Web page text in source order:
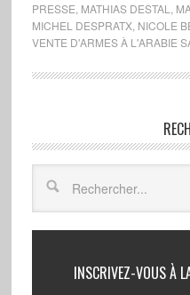
PRESSE MATHIAS DESTAL
MICHEL DESPRATX, NICOLE
VENTE D'ARMES À L'ARABIE
INSCRIVEZ-VOUS À